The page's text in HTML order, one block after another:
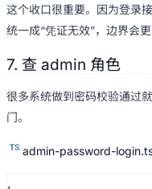
这个收口很重要。因为登录
统一成“凭证无效”，边界会更
7. 查 admin 角色
很多系统做到密码校验通过
门。
admin-password-